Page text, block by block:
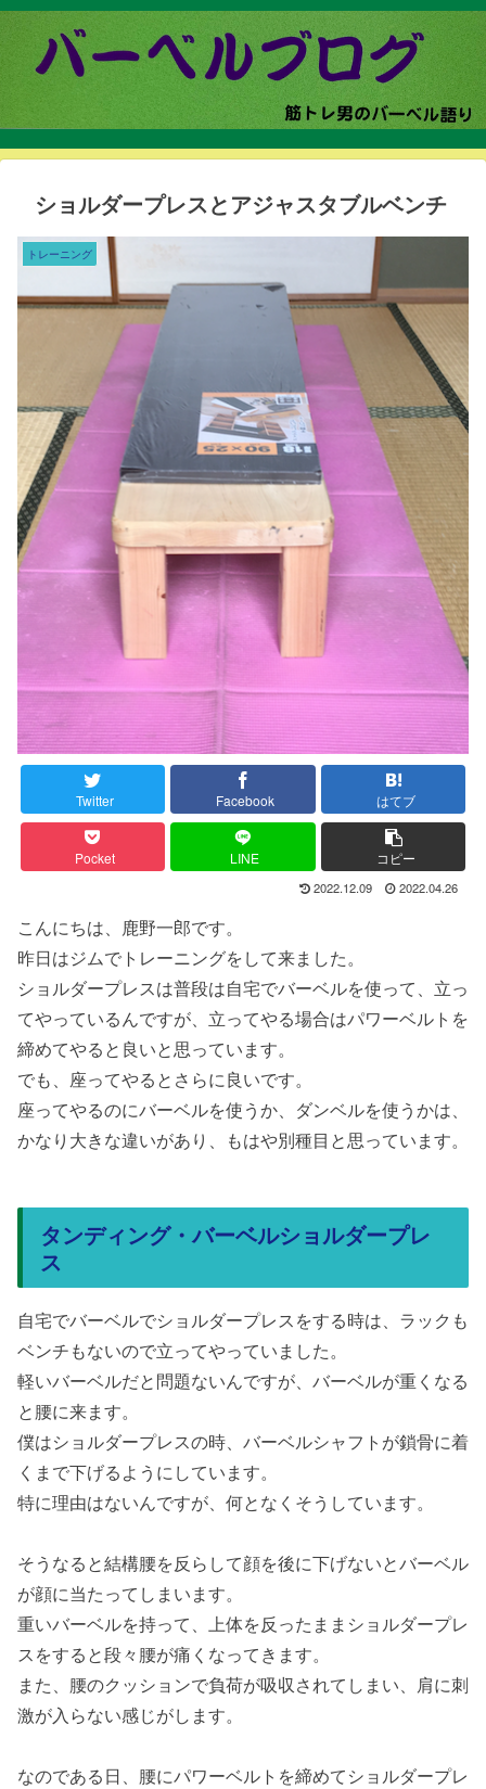
ショルダープレスとアジャスタブルベンチ
トレーニング
Twitter Facebook はてブ
Pocket LINE コピー
2022.12.09 2022.04.26
こんにちは、鹿野一郎です。
昨日はジムでトレーニングをして来ました。
ショルダープレスは普段は自宅でバーベルを使って、立っ
てやっているんですが、立ってやる場合はパワーベルトを
締めてやると良いと思っています。
でも、座ってやるとさらに良いです。
座ってやるのにバーベルを使うか、ダンベルを使うかは、
かなり大きな違いがあり、もはや別種目と思っています。
タンディング・バーベルショルダープレ
ス
自宅でバーベルでショルダープレスをする時は、ラックも
ベンチもないので立ってやっていました。
軽いバーベルだと問題ないんですが、バーベルが重くなる
と腰に来ます。
僕はショルダープレスの時、バーベルシャフトが鎖骨に着
くまで下げるようにしています。
特に理由はないんですが、何となくそうしています。
そうなると結構腰を反らして顔を後に下げないとバーベル
が顔に当たってしまいます。
重いバーベルを持って、上体を反ったままショルダープレ
スをすると段々腰が痛くなってきます。
また、腰のクッションで負荷が吸収されてしまい、肩に刺
激が入らない感じがします。
なのである日、腰にパワーベルトを締めてショルダープレ